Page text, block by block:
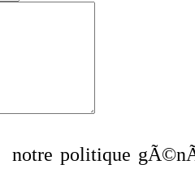
politique